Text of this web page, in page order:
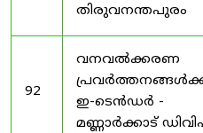
തിരുവനന്തപുരം
92
വനവൽക്കരണ
ഇ-ടെൻഡർ -
മണ്ണാർക്കാട്